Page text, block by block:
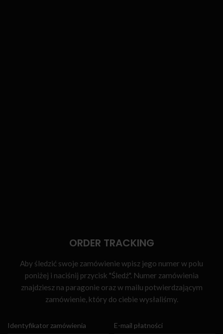
ORDER TRACKING
Aby śledzić swoje zamówienie wpisz jego numer w polu
poniżej i naciśnij przycisk "Śledź". Numer zamówienia
znajdziesz na paragonie oraz w mailu potwierdzającym
zamówienie, który do ciebie wysłaliśmy.
Identyfikator zamówienia E-mail płatności